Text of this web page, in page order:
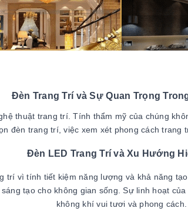
Đèn Trang Trí và Sự Quan Trọng
thuật trang trí. Tính thẩm mỹ của chúng
đèn trang trí, việc xem xét phong cách trang
Đèn LED Trang Trí và Xu Hướng
trí vì tính tiết kiệm năng lượng và khả năng
tạo cho không gian sống. Sự linh hoạt
không khí vui tươi và phong cách.